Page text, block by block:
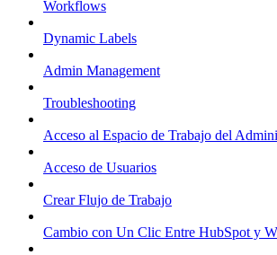
Workflows
Dynamic Labels
Admin Management
Troubleshooting
Acceso al Espacio de Trabajo del
Acceso de Usuarios
Crear Flujo de Trabajo
Cambio con Un Clic Entre HubSpot y